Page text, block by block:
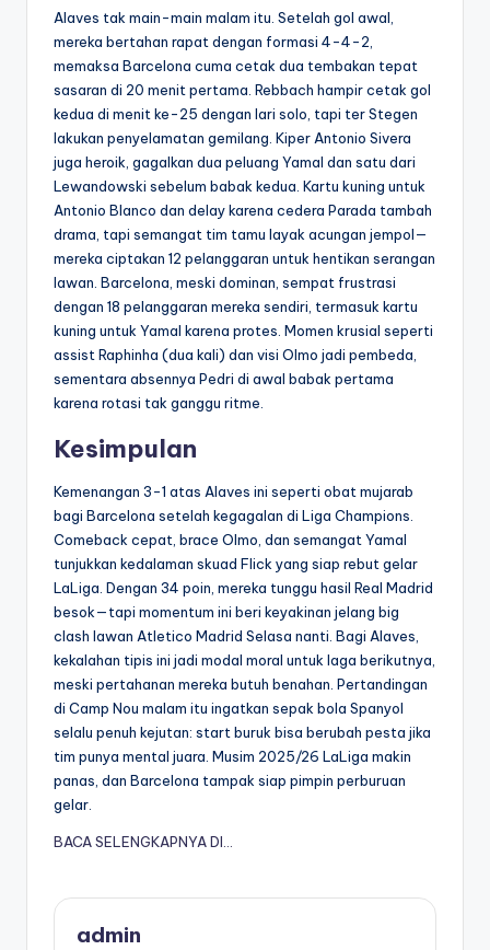
Alaves tak main-main malam itu. Setelah gol awal,
mereka bertahan rapat dengan formasi 4-4-2,
memaksa Barcelona cuma cetak dua tembakan tepat
sasaran di 20 menit pertama. Rebbach hampir cetak gol
kedua di menit ke-25 dengan lari solo, tapi ter Stegen
lakukan penyelamatan gemilang. Kiper Antonio Sivera
juga heroik, gagalkan dua peluang Yamal dan satu dari
Lewandowski sebelum babak kedua. Kartu kuning untuk
Antonio Blanco dan delay karena cedera Parada tambah
drama, tapi semangat tim tamu layak acungan jempol—
mereka ciptakan 12 pelanggaran untuk hentikan serangan
lawan. Barcelona, meski dominan, sempat frustrasi
dengan 18 pelanggaran mereka sendiri, termasuk kartu
kuning untuk Yamal karena protes. Momen krusial seperti
assist Raphinha (dua kali) dan visi Olmo jadi pembeda,
sementara absennya Pedri di awal babak pertama
karena rotasi tak ganggu ritme.
Kesimpulan
Kemenangan 3-1 atas Alaves ini seperti obat mujarab
bagi Barcelona setelah kegagalan di Liga Champions.
Comeback cepat, brace Olmo, dan semangat Yamal
tunjukkan kedalaman skuad Flick yang siap rebut gelar
LaLiga. Dengan 34 poin, mereka tunggu hasil Real Madrid
besok—tapi momentum ini beri keyakinan jelang big
clash lawan Atletico Madrid Selasa nanti. Bagi Alaves,
kekalahan tipis ini jadi modal moral untuk laga berikutnya,
meski pertahanan mereka butuh benahan. Pertandingan
di Camp Nou malam itu ingatkan sepak bola Spanyol
selalu penuh kejutan: start buruk bisa berubah pesta jika
tim punya mental juara. Musim 2025/26 LaLiga makin
panas, dan Barcelona tampak siap pimpin perburuan
gelar.
BACA SELENGKAPNYA DI…
admin